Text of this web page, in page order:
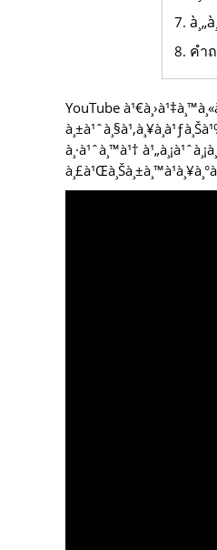
คำ
YouTube
à¸·à¹ˆà¸™à¹†